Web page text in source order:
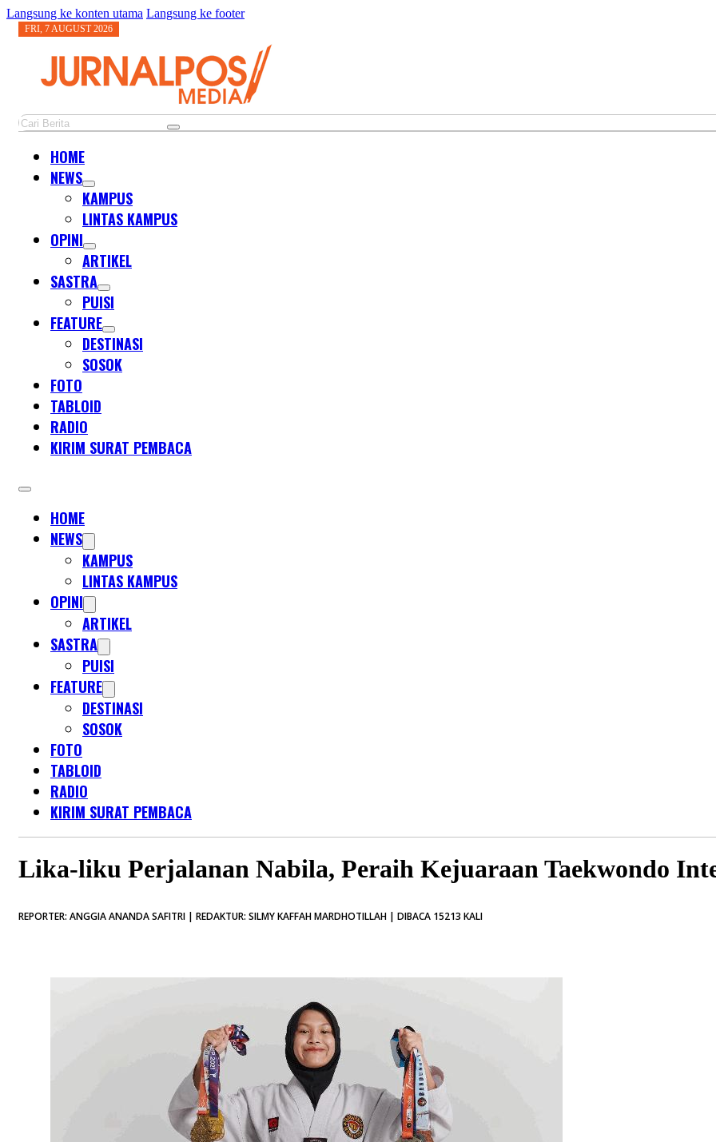
Langsung ke konten utama Langsung ke footer
FRI, 7 AUGUST 2026
Cari
HOME
NEWS
KAMPUS
LINTAS KAMPUS
OPINI
ARTIKEL
SASTRA
PUISI
FEATURE
DESTINASI
SOSOK
FOTO
TABLOID
RADIO
KIRIM SURAT PEMBACA
HOME
NEWS
KAMPUS
LINTAS KAMPUS
OPINI
ARTIKEL
SASTRA
PUISI
FEATURE
DESTINASI
SOSOK
FOTO
TABLOID
RADIO
KIRIM SURAT PEMBACA
Lika-liku Perjalanan Nabila, Peraih Kejuaraan Taekwondo
REPORTER: ANGGIA ANANDA SAFITRI | REDAKTUR: SILMY KAFFAH MARDHOTILLAH | DIBACA 15213 KALI